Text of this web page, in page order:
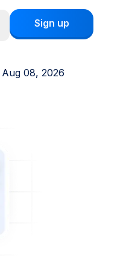
Sign up
Aug 08, 2026